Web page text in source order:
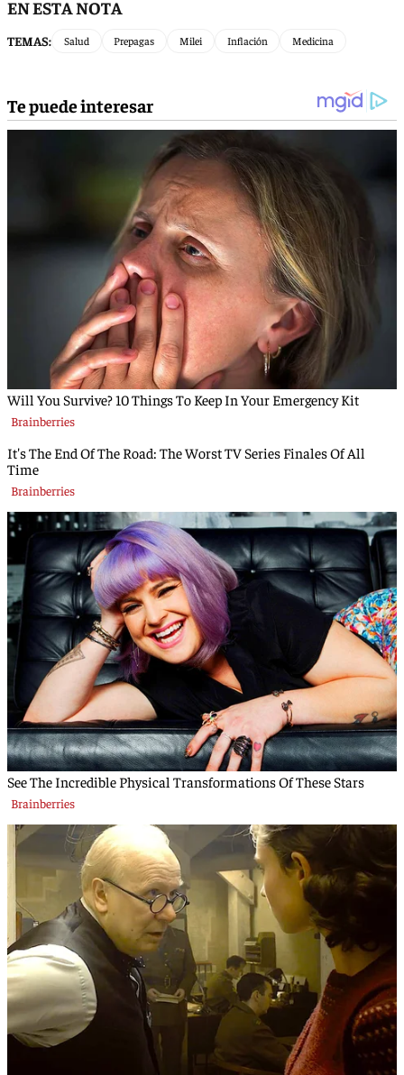
EN ESTA NOTA
TEMAS: Salud Prepagas Milei Inflación Medicina